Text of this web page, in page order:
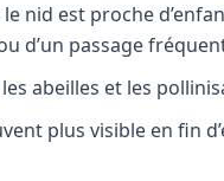
nid est proche
d’un passage
abeilles et les
plus visible en fin